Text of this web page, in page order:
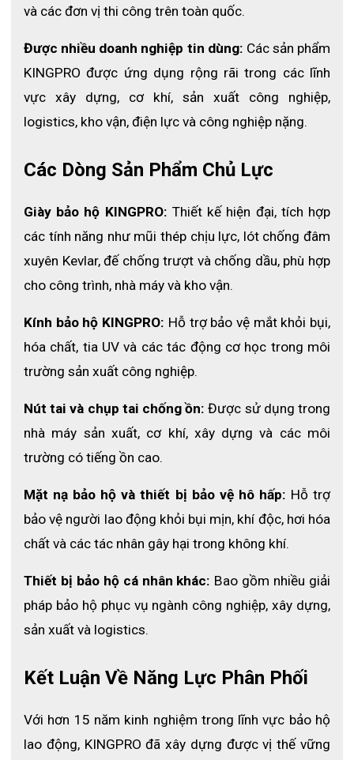
ĐỘNG TRÊN TOÀN QUỐC
trên toàn quốc trong lĩnh vực cung cấp thiết bị bảo hộ lao động
chính hãng. ECO3D chuyên phân phối các sản phẩm như kính
bảo hộ KingPro, giày bảo hộ, găng tay bảo hộ, mũ bảo hộ và các
thiết bị an toàn lao động đạt chuẩn, phục vụ cho nhà máy, công
trình và doanh nghiệp sản xuất.
cao – nguồn gốc rõ ràng, giúp khách hàng yên tâm khi sử dụng.
vấn tận tâm.
Website: https://eco3d.vn
Hotline:098 333 0380
Fanpage: https://www.facebook.com/baohodienECO3D
và các đơn vị thi công trên toàn quốc.
Được nhiều doanh nghiệp tin dùng: Các sản phẩm
KINGPRO được ứng dụng rộng rãi trong các lĩnh
vực xây dựng, cơ khí, sản xuất công nghiệp,
logistics, kho vận, điện lực và công nghiệp nặng.
Các Dòng Sản Phẩm Chủ Lực
Giày bảo hộ KINGPRO: Thiết kế hiện đại, tích hợp
các tính năng như mũi thép chịu lực, lót chống đâm
xuyên Kevlar, đế chống trượt và chống dầu, phù hợp
cho công trình, nhà máy và kho vận.
Kính bảo hộ KINGPRO: Hỗ trợ bảo vệ mắt khỏi bụi,
hóa chất, tia UV và các tác động cơ học trong môi
trường sản xuất công nghiệp.
Nút tai và chụp tai chống ồn: Được sử dụng trong
nhà máy sản xuất, cơ khí, xây dựng và các môi
trường có tiếng ồn cao.
Mặt nạ bảo hộ và thiết bị bảo vệ hô hấp: Hỗ trợ
bảo vệ người lao động khỏi bụi mịn, khí độc, hơi hóa
chất và các tác nhân gây hại trong không khí.
Thiết bị bảo hộ cá nhân khác: Bao gồm nhiều giải
pháp bảo hộ phục vụ ngành công nghiệp, xây dựng,
sản xuất và logistics.
Kết Luận Về Năng Lực Phân Phối
Với hơn 15 năm kinh nghiệm trong lĩnh vực bảo hộ
lao động, KINGPRO đã xây dựng được vị thế vững